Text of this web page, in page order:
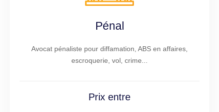
Pénal
Avocat pénaliste pour diffamation, ABS en affaires,
escroquerie, vol, crime...
Prix entre